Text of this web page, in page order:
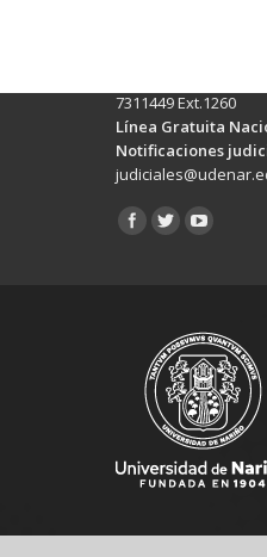
7311449 Ext.1260
Línea Gratuita
Notificaciones
Encuéntranos en: